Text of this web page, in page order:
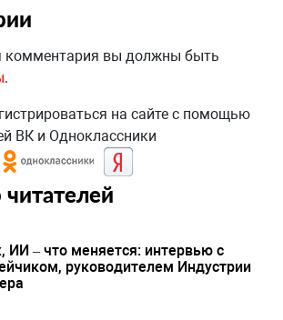
комментария вы должны быть
.
на сайте с помощью
ВК и Одноклассники
ИИ – что меняется: интервью с
руководителем Индустрии